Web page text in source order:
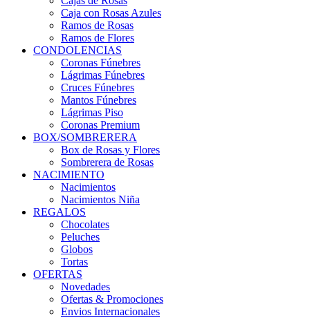
Caja con Rosas Azules
Ramos de Rosas
Ramos de Flores
CONDOLENCIAS
Coronas Fúnebres
Lágrimas Fúnebres
Cruces Fúnebres
Mantos Fúnebres
Lágrimas Piso
Coronas Premium
BOX/SOMBRERERA
Box de Rosas y Flores
Sombrerera de Rosas
NACIMIENTO
Nacimientos
Nacimientos Niña
REGALOS
Chocolates
Peluches
Globos
Tortas
OFERTAS
Novedades
Ofertas & Promociones
Envios Internacionales